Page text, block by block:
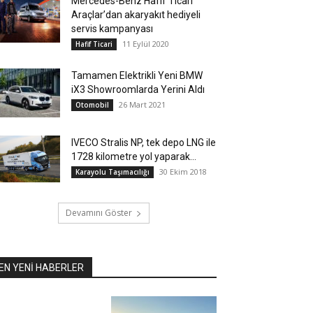
Araçlar’dan akaryakıt hediyeli
servis kampanyası
Hafif Ticari 11 Eylül 2020
Tamamen Elektrikli Yeni BMW
iX3 Showroomlarda Yerini Aldı
Otomobil 26 Mart 2021
IVECO Stralis NP, tek depo LNG ile
1728 kilometre yol yaparak...
Karayolu Taşımacılığı 30 Ekim 2018
Devamını Göster
YENİ HABERLER